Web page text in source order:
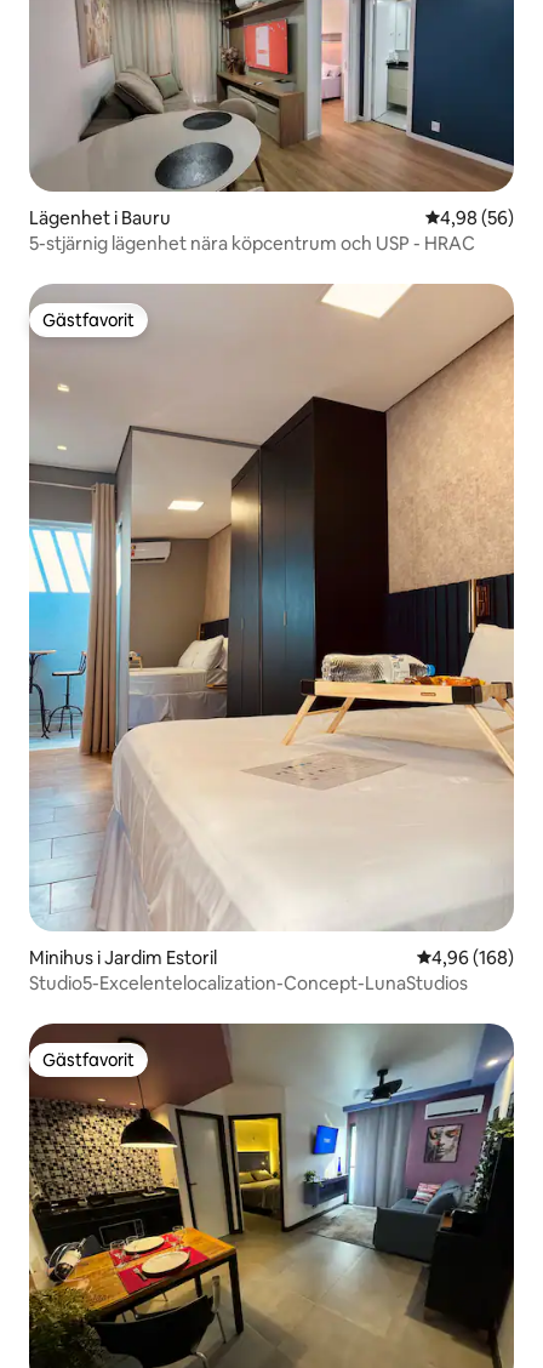
Lägenhet i Bauru 4,98 av 5 i
4,98 (56)
5-stjärnig lägenhet nära köpcentrum och USP - HRAC
Gästfavorit
Gästfavorit
Minihus i Jardim Estoril 4,96 av 5 i
4,96 (168)
Studio5-Excelentelocalization-Concept-LunaStudios
Gästfavorit
Gästfavorit